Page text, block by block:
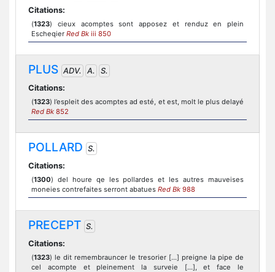
Citations:
(1323) cieux acomptes sont apposez et renduz en plein
Escheqier Red Bk iii 850
PLUS ADV. A.
S.
Citations:
(1323) l’espleit des acomptes ad esté, et est, molt le plus delayé
Red Bk 852
POLLARD S.
Citations:
(1300) del houre qe les pollardes et les autres mauveises
moneies contrefaites serront abatues Red Bk 988
PRECEPT S.
Citations:
(1323) le dit remembrauncer le tresorier [...] preigne la pipe de
cel acompte et pleinement la surveie [...], et face le